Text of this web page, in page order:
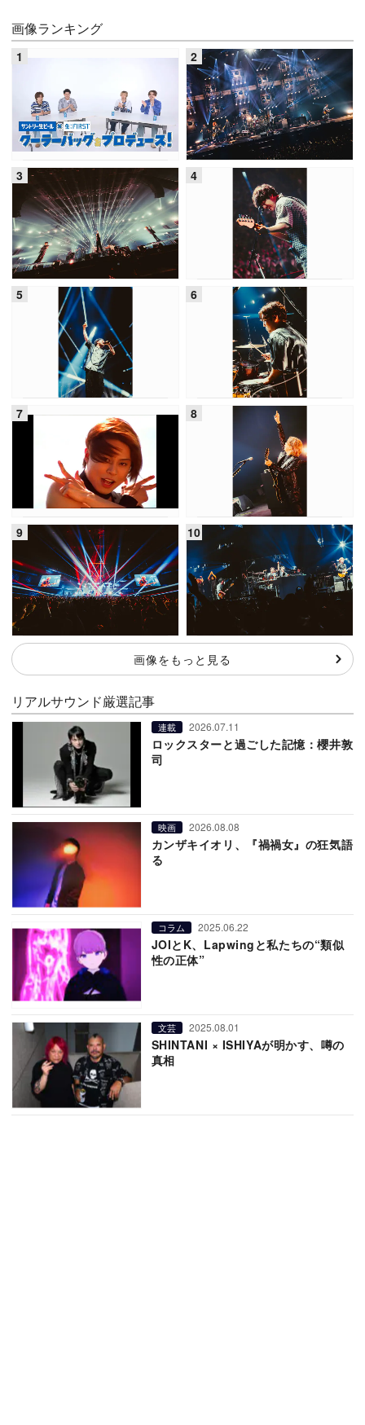
画像ランキング
画像をもっと見る
リアルサウンド厳選記事
連載 2026.07.11
ロックスターと過ごした記憶：櫻井敦
司
映画 2026.08.08
カンザキイオリ、『禍禍女』の狂気語
る
コラム 2025.06.22
JOIとK、Lapwingと私たちの“類似
性の正体”
文芸 2025.08.01
SHINTANI × ISHIYAが明かす、噂の
真相